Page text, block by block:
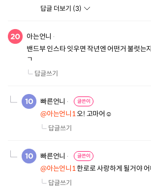
답글 더보기 (3)
아는언니
밴드부 인스타 잇우면 작년엔 어떤거 불럿는
ㄱ
답글쓰기
빠른언니 글쓴이
@아는언니1 오! 고마어☺️
답글쓰기
빠른언니 글쓴이
@아는언니1 한로로 사랑하게 될거야
답글쓰기